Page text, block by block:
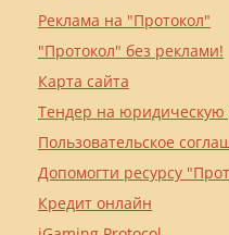
Реклама на "Протокол"
"Протокол" без реклами!
Карта сайта
Тендер на юридическую
Пользовательское
Допомогти ресурсу
Кредит онлайн